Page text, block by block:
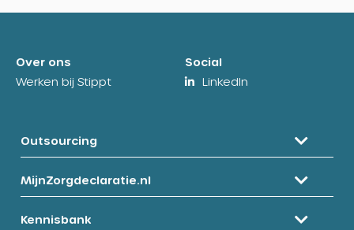
Over ons
Werken bij Stippt
Social
LinkedIn
Outsourcing
MijnZorgdeclaratie.nl
Kennisbank